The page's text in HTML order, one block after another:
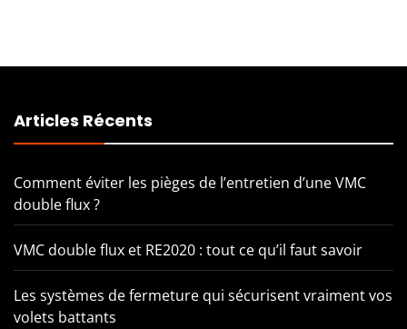
Articles Récents
Comment éviter les pièges de l’entretien d’une VMC
double flux ?
VMC double flux et RE2020 : tout ce qu’il faut savoir
Les systèmes de fermeture qui sécurisent vraiment vos
volets battants